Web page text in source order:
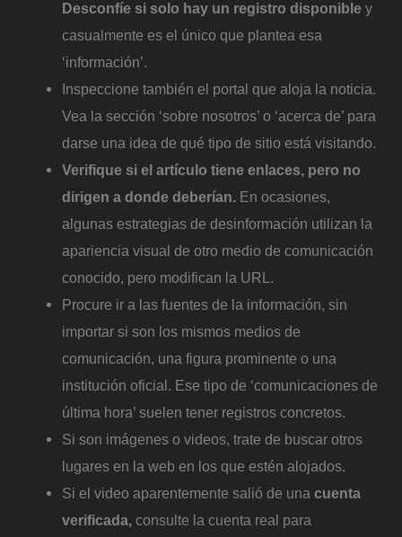
Desconfíe si solo hay un registro disponible y
casualmente es el único que plantea esa
‘información’.
Inspeccione también el portal que aloja la noticia.
Vea la sección ‘sobre nosotros’ o ‘acerca de’ para
darse una idea de qué tipo de sitio está visitando.
Verifique si el artículo tiene enlaces, pero no
dirigen a donde deberían. En ocasiones,
algunas estrategias de desinformación utilizan la
apariencia visual de otro medio de comunicación
conocido, pero modifican la URL.
Procure ir a las fuentes de la información, sin
importar si son los mismos medios de
comunicación, una figura prominente o una
institución oficial. Ese tipo de ‘comunicaciones de
última hora’ suelen tener registros concretos.
Si son imágenes o videos, trate de buscar otros
lugares en la web en los que estén alojados.
Si el video aparentemente salió de una cuenta
verificada, consulte la cuenta real para